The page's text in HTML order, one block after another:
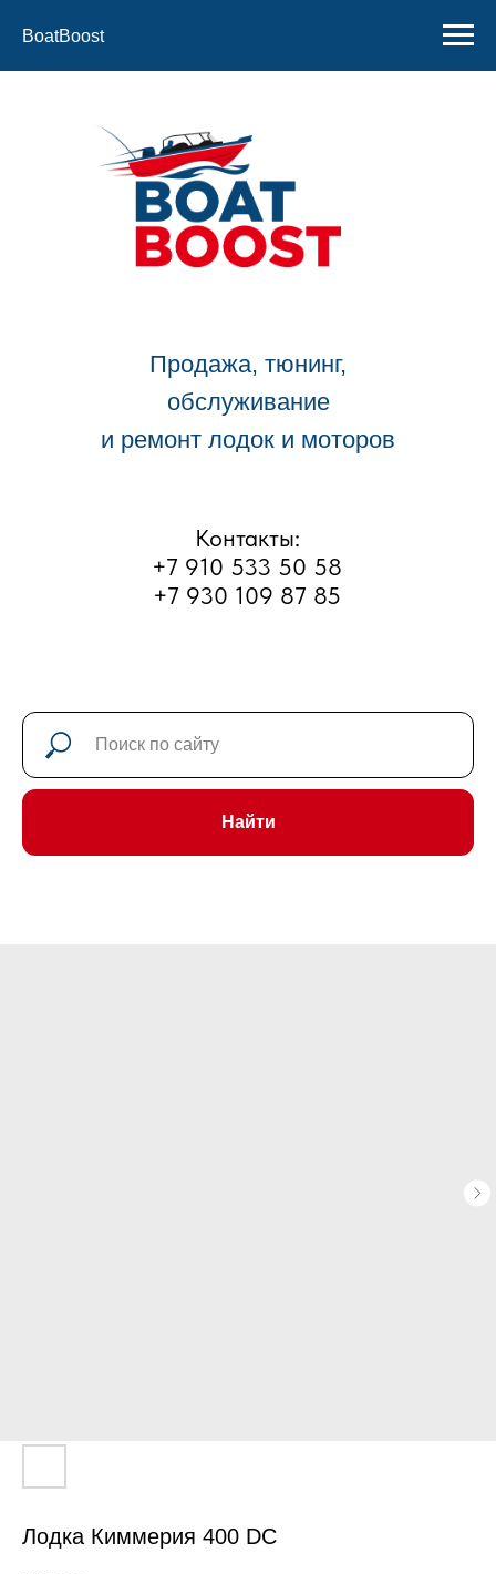
BoatBoost
г. Рыбинск, улица Большая
Тоговщинская, д.16б
Часы работы: Пн-Сб с 9 до 18
Контакты:
+7 910 533 50 58
Продажа, тюнинг,
Найти
Лодка Киммерия 400 DC